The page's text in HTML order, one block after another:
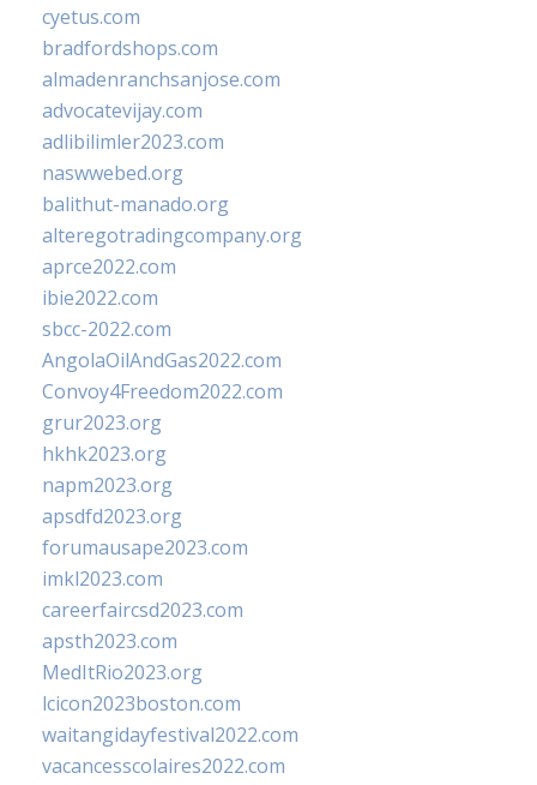
cyetus.com
bradfordshops.com
almadenranchsanjose.com
advocatevijay.com
adlibilimler2023.com
naswwebed.org
balithut-manado.org
alteregotradingcompany.org
aprce2022.com
ibie2022.com
sbcc-2022.com
AngolaOilAndGas2022.com
Convoy4Freedom2022.com
grur2023.org
hkhk2023.org
napm2023.org
apsdfd2023.org
forumausape2023.com
imkl2023.com
careerfaircsd2023.com
apsth2023.com
MedItRio2023.org
lcicon2023boston.com
waitangidayfestival2022.com
vacancesscolaires2022.com